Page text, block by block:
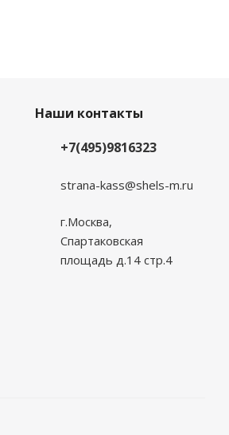
Наши контакты
+7(495)9816323
strana-kass@shels-m.ru
г.Москва,
Спартаковская
площадь д.14 стр.4